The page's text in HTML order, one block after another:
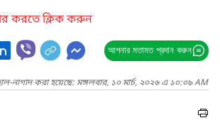
করতে ক্লিক করুন
আপনার মতামত প্রদান করুন
নাগাদ করা হয়েছে: মঙ্গলবার, ১০ মার্চ, ২০২৬ এ ১০:০৯ AM